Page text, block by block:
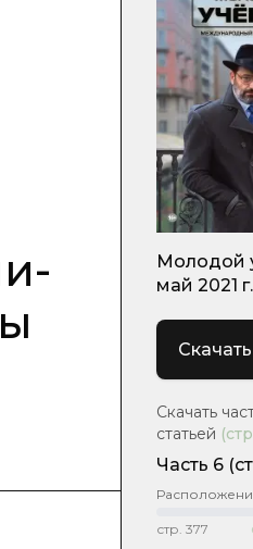
Молодой
май 2021 г.
Скачать
статьей
Часть 6
стр. 377